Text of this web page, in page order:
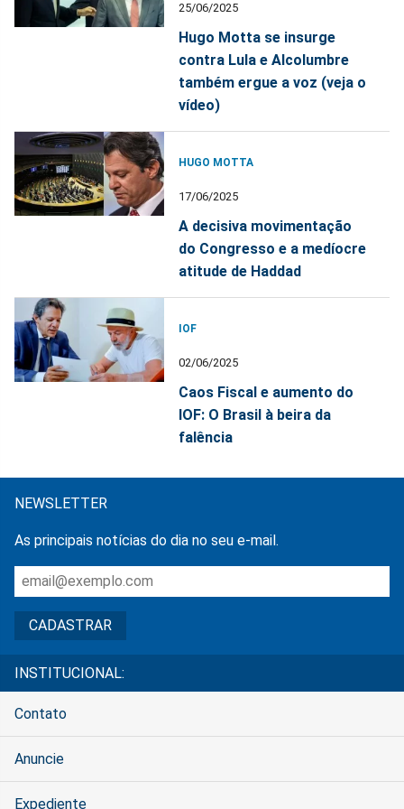
25/06/2025
Hugo Motta se insurge
contra Lula e Alcolumbre
também ergue a voz (veja o
vídeo)
HUGO MOTTA
17/06/2025
A decisiva movimentação
do Congresso e a medíocre
atitude de Haddad
IOF
02/06/2025
Caos Fiscal e aumento do
IOF: O Brasil à beira da
falência
NEWSLETTER
As principais notícias do dia no seu e-mail.
INSTITUCIONAL:
Contato
Anuncie
Expediente